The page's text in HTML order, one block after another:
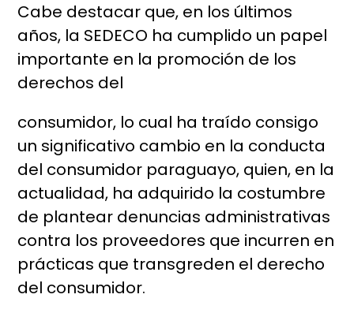
Cabe destacar que, en los últimos
años, la SEDECO ha cumplido un papel
importante en la promoción de los
derechos del
consumidor, lo cual ha traído consigo
un significativo cambio en la conducta
del consumidor paraguayo, quien, en la
actualidad, ha adquirido la costumbre
de plantear denuncias administrativas
contra los proveedores que incurren en
prácticas que transgreden el derecho
del consumidor.